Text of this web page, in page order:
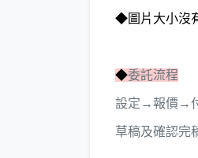
◆圖片大小沒
◆委託流程
設定→報價→
草稿及確認完